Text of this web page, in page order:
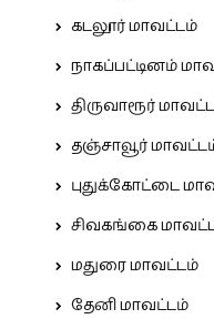
கடலூர் மாவட்டம்
நாகப்பட்டினம்
திருவாரூர்
தஞ்சாவூர்
புதுக்கோட்டை
சிவகங்கை
மதுரை மாவட்டம்
தேனி மாவட்டம்